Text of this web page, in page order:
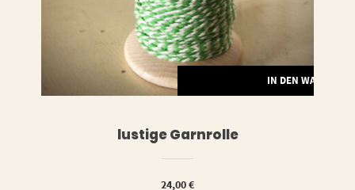
IN DEN
lustige Garnrolle
24,00€